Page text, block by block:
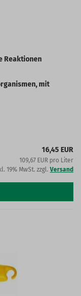
Reaktionen
mit
16,45 EUR
109,67 EUR pro Liter
19% MwSt. zzgl. Versand